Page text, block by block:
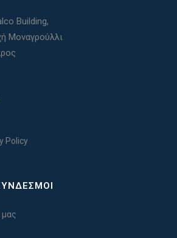
Building,
Μοναγρούλλι
Policy
μας